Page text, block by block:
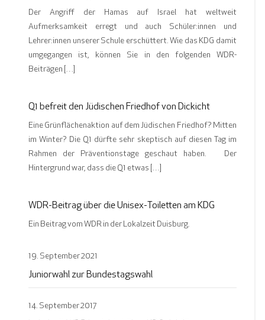
Der Angriff der Hamas auf Israel hat weltweit
Aufmerksamkeit erregt und auch Schüler:innen und
Lehrer:innen unserer Schule erschüttert. Wie das KDG damit
umgegangen ist, können Sie in den folgenden WDR-
Beiträgen […]
Q1 befreit den Jüdischen Friedhof von Dickicht
Eine Grünflächenaktion auf dem Jüdischen Friedhof? Mitten
im Winter? Die Q1 dürfte sehr skeptisch auf diesen Tag im
Rahmen der Präventionstage geschaut haben. Der
Hintergrund war, dass die Q1 etwas […]
WDR-Beitrag über die Unisex-Toiletten am KDG
Ein Beitrag vom WDR in der Lokalzeit Duisburg.
19. September 2021
Juniorwahl zur Bundestagswahl
14. September 2017